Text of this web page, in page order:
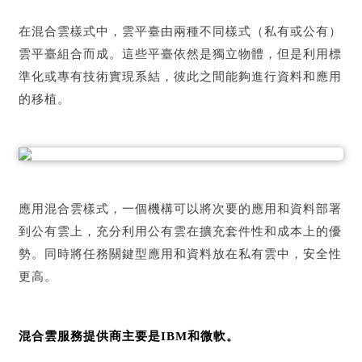
在混合雲樣式中，雲平臺由兩種不同樣式（私有或公有）
雲平臺組合而成。這些平臺依然是獨立物體，但是利用標
準化或專有技術實現系結，彼此之間能夠進行資料和應用
的移植。
應用混合雲樣式，一個機構可以將次要的應用和資料部署
到公有雲上，充分利用公有雲在擴充套件性和成本上的優
勢。同時將任務關鍵型應用和資料放在私有雲中，安全性
更高。
混合雲服務提供商主要是IBM和微軟。